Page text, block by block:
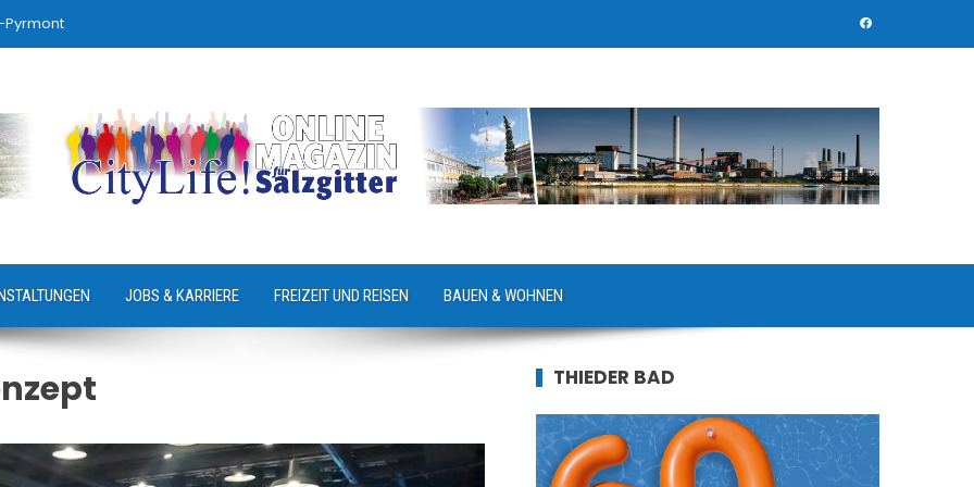
Pyrmont
JOBS & KARRIERE FREIZEIT UND REISEN BAUEN & WOHNEN
THIEDER BAD